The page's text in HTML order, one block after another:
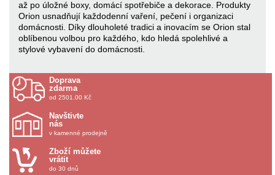
až po úložné boxy, domácí spotřebiče a dekorace. Produkty
Orion usnadňují každodenní vaření, pečení i organizaci
domácnosti. Díky dlouholeté tradici a inovacím se Orion stal
oblíbenou volbou pro každého, kdo hledá spolehlivé a
stylové vybavení do domácnosti.
Doprava
zdarma
od 2501.00 Kč
Navštivte
nás
v kamenné prodejně
Zboží můžete
vrátit
do 30 dnů